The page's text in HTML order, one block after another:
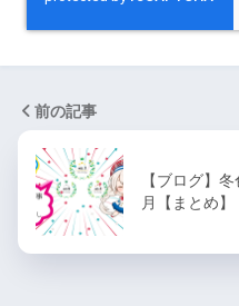
前の記事
【ブログ】
月【まとめ】